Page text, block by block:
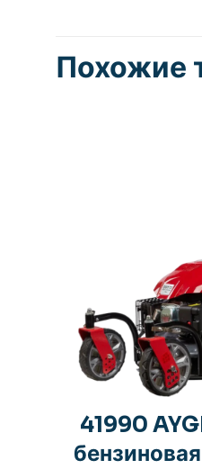
Похожие
41990